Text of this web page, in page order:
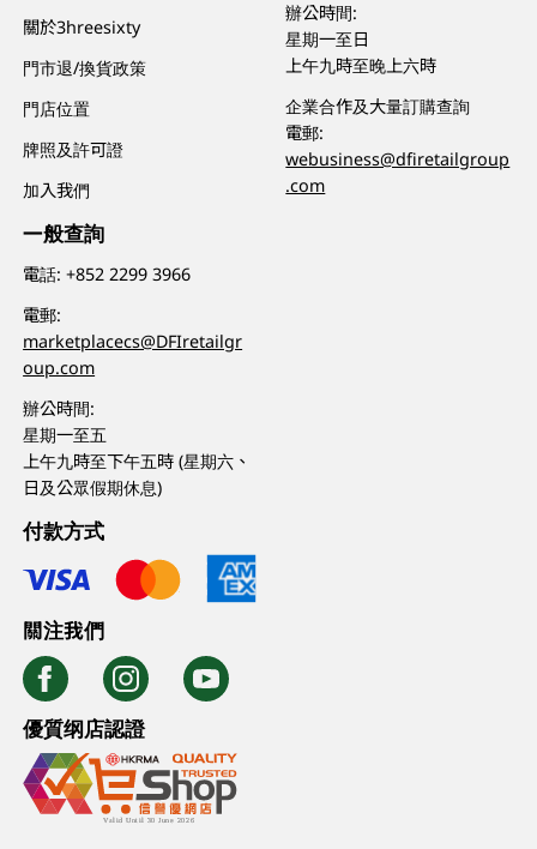
關於3hreesixty
門市退/換貨政策
門店位置
牌照及許可證
加入我們
一般查詢
電話:+852 2299 3966
電郵:
marketplacecs@DFIretailgr
oup.com
辦公時間:
星期一至五
上午九時至下午五時 (星期六、
日及公眾假期休息)
辦公時間:
星期一至日
上午九時至晚上六時
企業合作及大量訂購查詢
電郵:
webusiness@dfiretailgroup
.com
付款方式
關注我們
優質纲店認證